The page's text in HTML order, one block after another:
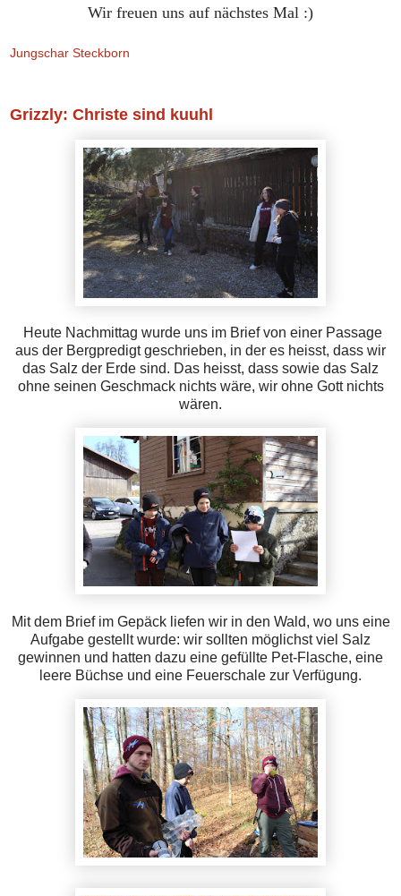
Wir freuen uns auf nächstes Mal :)
Jungschar Steckborn
Grizzly: Christe sind kuuhl
Heute Nachmittag wurde uns im Brief von einer Passage
aus der Bergpredigt geschrieben, in der es heisst, dass wir
das Salz der Erde sind. Das heisst, dass sowie das Salz
ohne seinen Geschmack nichts wäre, wir ohne Gott nichts
wären.
Mit dem Brief im Gepäck liefen wir in den Wald, wo uns eine
Aufgabe gestellt wurde: wir sollten möglichst viel Salz
gewinnen und hatten dazu eine gefüllte Pet-Flasche, eine
leere Büchse und eine Feuerschale zur Verfügung.